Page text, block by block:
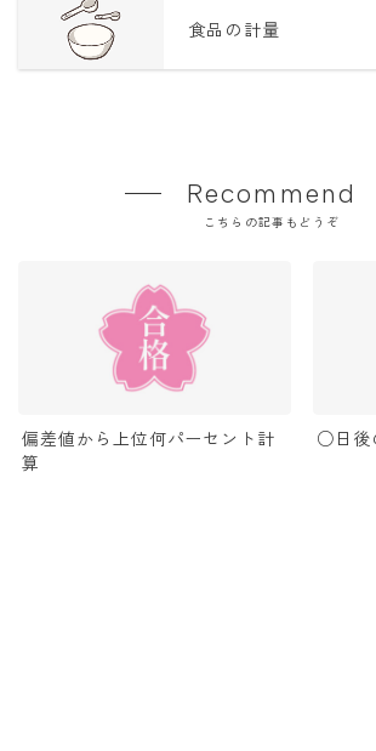
食品の計量
Recommend
こちらの記事もどうぞ
偏差値から上位何パーセント計
算
○日後